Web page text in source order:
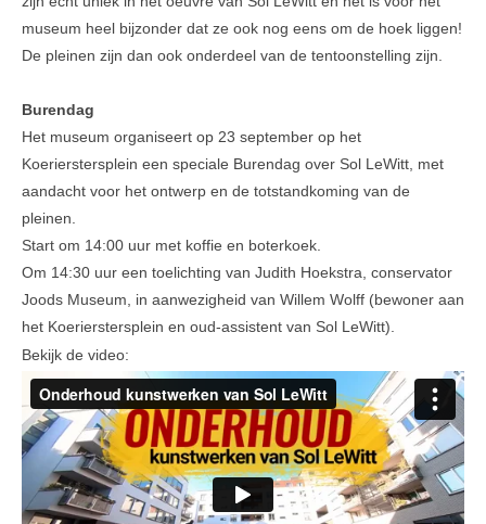
Documenten
Veel gestelde vragen
Parkeerplek te huur
Verzekeringen
Klachtenmeldpunt
Video's
ALV 2016
VVE Parkeergarage
Ander nieuws
museum heel bijzonder dat ze ook nog eens om de hoek liggen!
De pleinen zijn dan ook onderdeel van de tentoonstelling zijn.
Burendag
Het museum organiseert op 23 september op het
Koerierstersplein een speciale Burendag over Sol LeWitt, met
aandacht voor het ontwerp en de totstandkoming van de
pleinen.
Start om 14:00 uur met koffie en boterkoek.
Om 14:30 uur een toelichting van Judith Hoekstra, conservator
Joods Museum, in aanwezigheid van Willem Wolff (bewoner aan
het Koerierstersplein en oud-assistent van Sol LeWitt).
Bekijk de video: